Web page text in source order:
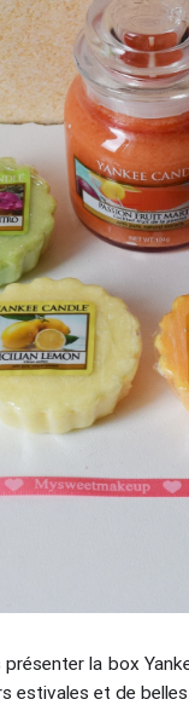
la box
estivales et de